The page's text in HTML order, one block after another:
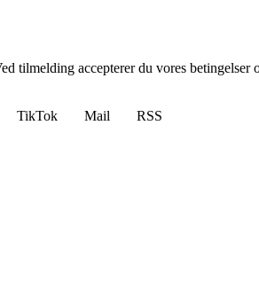
accepterer du vores betingelser
TikTok Mail
RSS